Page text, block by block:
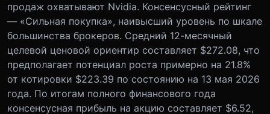
продаж охватывают Nvidia. Консенсусный рейтинг
— «Сильная покупка», наивысший уровень по шкале
большинства брокеров. Средний 12-месячный
целевой ценовой ориентир составляет $272.08, что
предполагает потенциал роста примерно на 21.8%
от котировки $223.39 по состоянию на 13 мая 2026
года. По итогам полного финансового года
консенсусная прибыль на акцию составляет $6.52,